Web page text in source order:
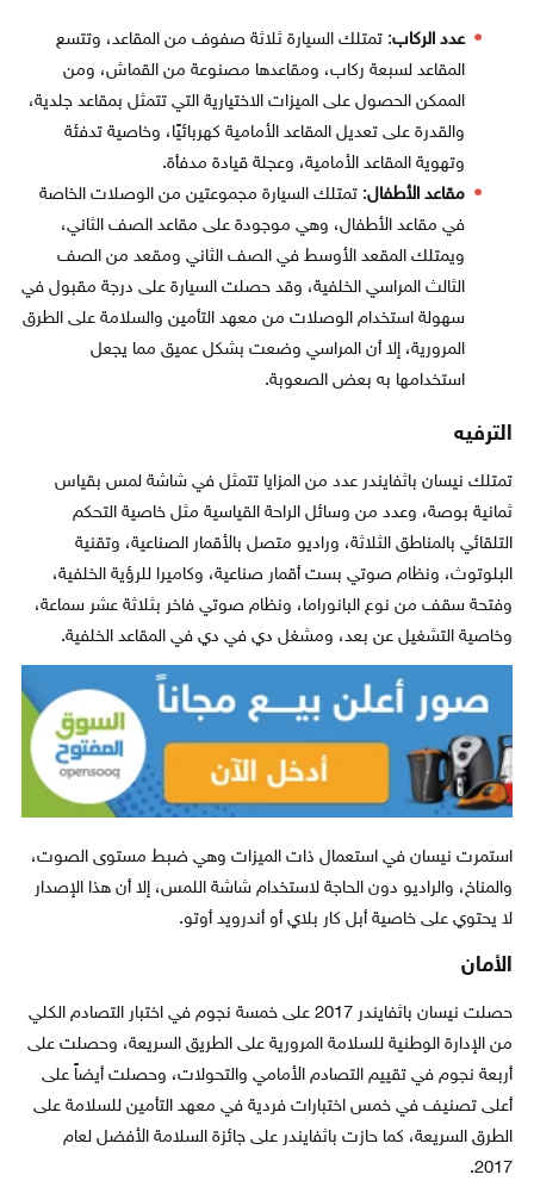
عدد الركاب: تمتلك السيارة ثلاثة صفوف من المقاعد، وتتسع
المقاعد لسبعة ركاب، ومقاعدها مصنوعة من القماش، ومن
الممكن الحصول على الميزات الاختيارية التي تتمثل بمقاعد جلدية،
والقدرة على تعديل المقاعد الأمامية كهربائيًا، وخاصية تدفئة
وتهوية المقاعد الأمامية، وعجلة قيادة مدفأة.
مقاعد الأطفال: تمتلك السيارة مجموعتين من الوصلات الخاصة
في مقاعد الأطفال، وهي موجودة على مقاعد الصف الثاني،
ويمتلك المقعد الأوسط في الصف الثاني ومقعد من الصف
الثالث المراسي الخلفية، وقد حصلت السيارة على درجة مقبول في
سهولة استخدام الوصلات من معهد التأمين والسلامة على الطرق
المرورية، إلا أن المراسي وضعت بشكل عميق مما يجعل
استخدامها به بعض الصعوبة.
الترفيه
تمتلك نيسان باثفايندر عدد من المزايا تتمثل في شاشة لمس بقياس
ثمانية بوصة، وعدد من وسائل الراحة القياسية مثل خاصية التحكم
التلقائي بالمناطق الثلاثة، وراديو متصل بالأقمار الصناعية، وتقنية
البلوتوث، ونظام صوتي بست أقمار صناعية، وكاميرا للرؤية الخلفية،
وفتحة سقف من نوع البانوراما، ونظام صوتي فاخر بثلاثة عشر سماعة،
وخاصية التشغيل عن بعد، ومشغل دي في دي في المقاعد الخلفية.
استمرت نيسان في استعمال ذات الميزات وهي ضبط مستوى الصوت،
والمناخ، والراديو دون الحاجة لاستخدام شاشة اللمس، إلا أن هذا الإصدار
لا يحتوي على خاصية أبل كار بلاي أو أندرويد أوتو.
الأمان
حصلت نيسان باثفايندر 2017 على خمسة نجوم في اختبار التصادم الكلي
من الإدارة الوطنية للسلامة المرورية على الطريق السريعة، وحصلت على
أربعة نجوم في تقييم التصادم الأمامي والتحولات، وحصلت أيضاً على
أعلى تصنيف في خمس اختبارات فردية في معهد التأمين للسلامة على
الطرق السريعة، كما حازت باثفايندر على جائزة السلامة الأفضل لعام
2017.